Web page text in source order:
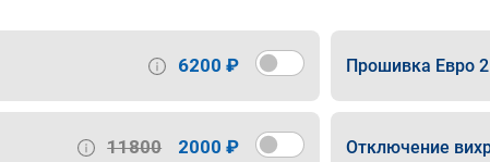
6200 ₽ Прошивка Евро 2
11800 2000 ₽ Отключение